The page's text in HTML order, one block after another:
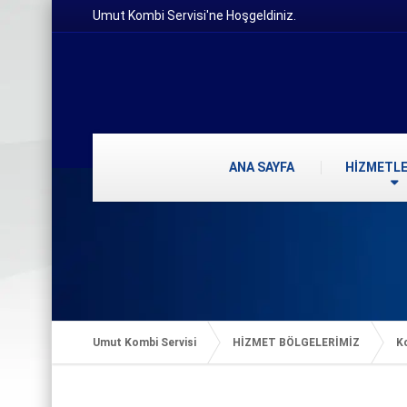
Umut Kombi Servisi'ne Hoşgeldiniz.
ANA SAYFA
Umut Kombi Servisi HİZMET BÖLGELERİMİZ